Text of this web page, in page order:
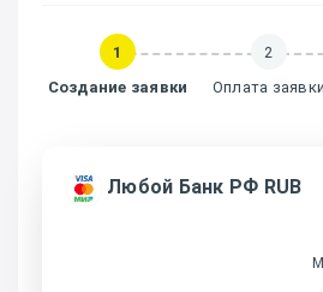
1
Создание заявки
2
Оплата заявки
Любой Банк РФ RUB